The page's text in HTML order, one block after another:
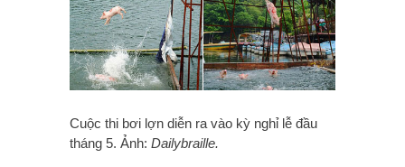
Cuộc thi bơi lợn diễn ra vào kỳ nghỉ lễ đầu
tháng 5. Ảnh: Dailybraille.